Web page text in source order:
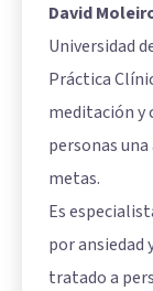
David
Universidad
Práctica
meditación y
personas
metas.
Es
por ansiedad
tratado a